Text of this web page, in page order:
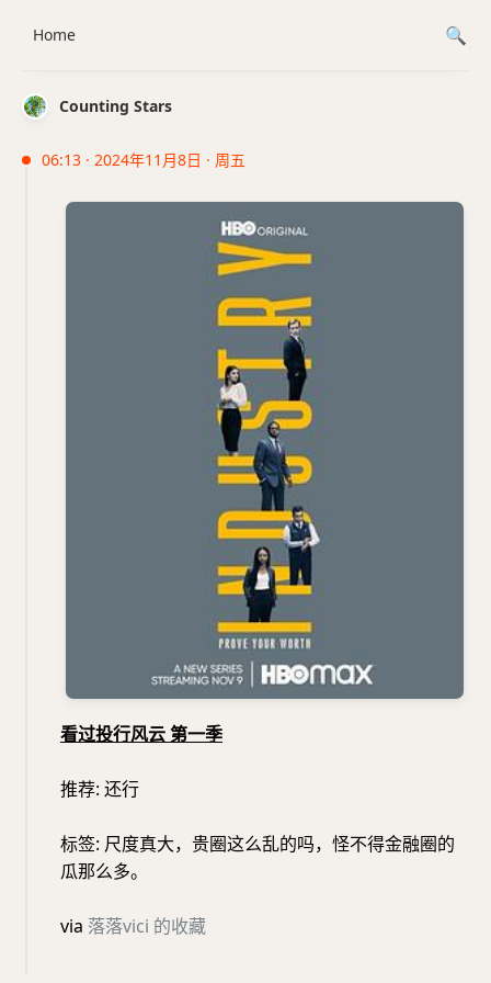
Counting Stars
06:13 · 2024年11月8日 · 周五
看过投行风云 第一季
推荐: 还行
标签: 尺度真大，贵圈这么乱的吗，怪不得金融圈的
瓜那么多。
via 落落vici 的收藏
Home